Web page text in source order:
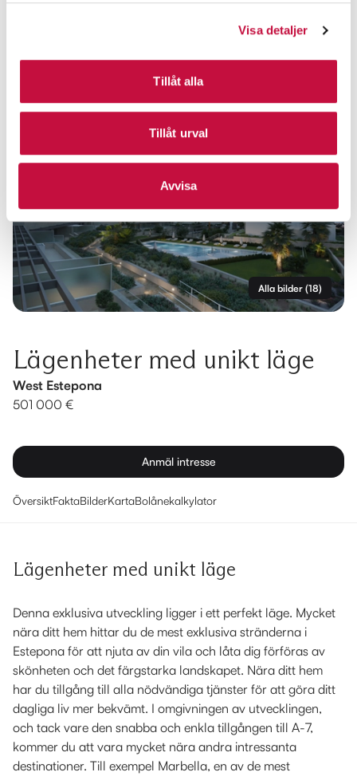
Visa detaljer
Tillåt alla
Tillåt urval
Avvisa
Alla bilder (18)
Lägenheter med unikt läge
West Estepona
501 000 €
Anmäl intresse
ÖversiktFaktaBilderKartaBolånekalkylator
Lägenheter med unikt läge
Denna exklusiva utveckling ligger i ett perfekt läge. Mycket
nära ditt hem hittar du de mest exklusiva stränderna i
Estepona för att njuta av din vila och låta dig förföras av
skönheten och det färgstarka landskapet. Nära ditt hem
har du tillgång till alla nödvändiga tjänster för att göra ditt
dagliga liv mer bekvämt. I omgivningen av utvecklingen,
och tack vare den snabba och enkla tillgången till A-7,
kommer du att vara mycket nära andra intressanta
destinationer. Till exempel Marbella, en av de mest